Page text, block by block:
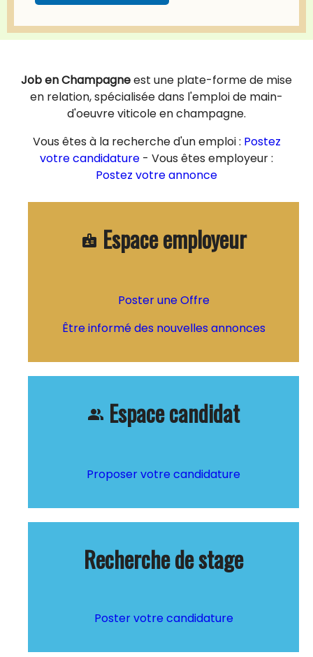
Job en Champagneest une plate-forme de mise
en relation, spécialisée dans l'emploi de main-
d'oeuvre viticole en champagne.
Vous êtes à la recherche d'un emploi : Postez
votre candidature - Vous êtes employeur :
Postez votre annonce
badge Espace employeur
Poster une Offre
Être informé des nouvelles annonces
people_alt Espace candidat
Proposer votre candidature
Recherche de stage
Poster votre candidature